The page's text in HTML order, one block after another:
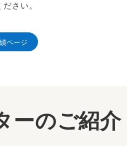
さい。
ページ
ーのご紹介